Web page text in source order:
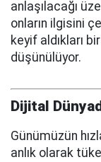
anlaşılacağı
onların ilgisini
keyif aldıkları
düşünülüyor.
Dijital
Günümüzün
anlık olarak